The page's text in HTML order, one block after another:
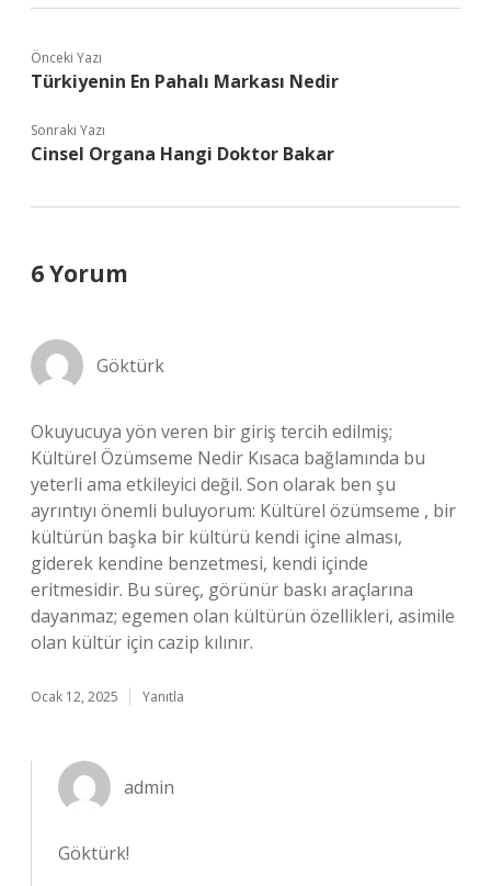
Önceki Yazı
Türkiyenin En Pahalı Markası Nedir
Sonraki Yazı
Cinsel Organa Hangi Doktor Bakar
6 Yorum
Göktürk
Okuyucuya yön veren bir giriş tercih edilmiş;
Kültürel Özümseme Nedir Kısaca bağlamında bu
yeterli ama etkileyici değil. Son olarak ben şu
ayrıntıyı önemli buluyorum: Kültürel özümseme , bir
kültürün başka bir kültürü kendi içine alması,
giderek kendine benzetmesi, kendi içinde
eritmesidir. Bu süreç, görünür baskı araçlarına
dayanmaz; egemen olan kültürün özellikleri, asimile
olan kültür için cazip kılınır.
Ocak 12, 2025 Yanıtla
admin
Göktürk!